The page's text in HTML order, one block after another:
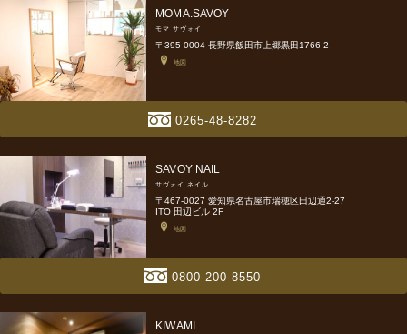
MOMA.SAVOY
モマ サヴォイ
〒395-0004 長野県飯田市上郷黒田1766-2
地図
0265-48-8282
SAVOY NAIL
サヴォイ ネイル
〒467-0027 愛知県名古屋市瑞穂区田辺通2-27
ITO 田辺ビル 2F
地図
0800-200-8550
KIWAMI